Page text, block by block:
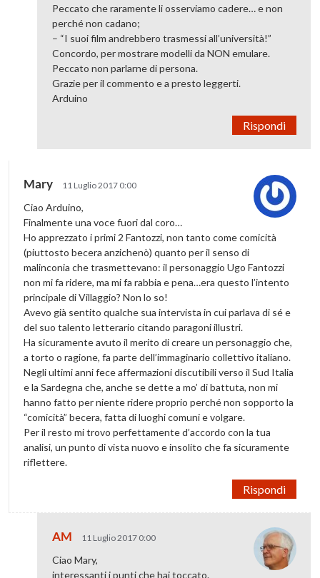
Peccato che raramente li osserviamo cadere… e non
perché non cadano;
– “I suoi film andrebbero trasmessi all’università!”
Concordo, per mostrare modelli da NON emulare.
Peccato non parlarne di persona.
Grazie per il commento e a presto leggerti.
Arduino
Rispondi
Mary 11 Luglio 2017 0:00
Ciao Arduino,
Finalmente una voce fuori dal coro…
Ho apprezzato i primi 2 Fantozzi, non tanto come comicità
(piuttosto becera anzichenò) quanto per il senso di
malinconia che trasmettevano: il personaggio Ugo Fantozzi
non mi fa ridere, ma mi fa rabbia e pena…era questo l’intento
principale di Villaggio? Non lo so!
Avevo già sentito qualche sua intervista in cui parlava di sé e
del suo talento letterario citando paragoni illustri.
Ha sicuramente avuto il merito di creare un personaggio che,
a torto o ragione, fa parte dell’immaginario collettivo italiano.
Negli ultimi anni fece affermazioni discutibili verso il Sud Italia
e la Sardegna che, anche se dette a mo’ di battuta, non mi
hanno fatto per niente ridere proprio perché non sopporto la
“comicità” becera, fatta di luoghi comuni e volgare.
Per il resto mi trovo perfettamente d’accordo con la tua
analisi, un punto di vista nuovo e insolito che fa sicuramente
riflettere.
Rispondi
AM 11 Luglio 2017 0:00
Ciao Mary,
interessanti i punti che hai toccato.